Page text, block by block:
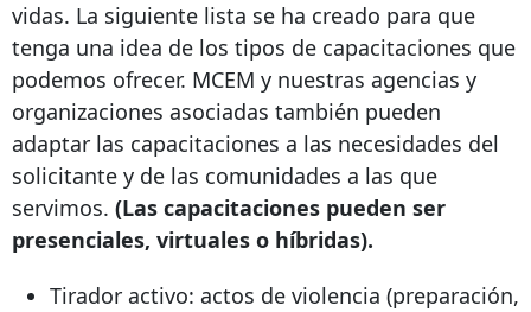
vidas. La siguiente lista se ha creado para que
tenga una idea de los tipos de capacitaciones que
podemos ofrecer. MCEM y nuestras agencias y
organizaciones asociadas también pueden
adaptar las capacitaciones a las necesidades del
solicitante y de las comunidades a las que
servimos. (Las capacitaciones pueden ser
presenciales, virtuales o híbridas).
Tirador activo: actos de violencia (preparación,